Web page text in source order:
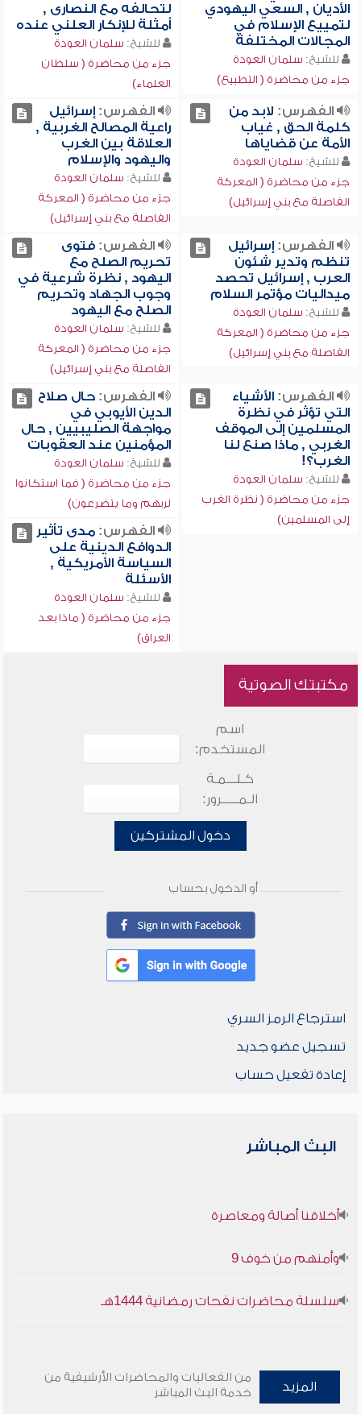
الأديان , السعي اليهودي
لتمييع الإسلام في
المجالات المختلفة
للشيخ: سلمان العودة
جزء من محاضرة ( التطبيع)
لتحالفه مع النصارى ,
أمثلة للإنكار العلني عنده
للشيخ: سلمان العودة
جزء من محاضرة ( سلطان
العلماء)
الفهرس: لابد من
كلمة الحق , غياب
الأمة عن قضاياها
للشيخ: سلمان العودة
جزء من محاضرة ( المعركة
الفاصلة مع بني إسرائيل)
الفهرس:إسرائيل
راعية المصالح الغربية ,
العلاقة بين الغرب
واليهود والإسلام
للشيخ: سلمان العودة
جزء من محاضرة ( المعركة
الفاصلة مع بني إسرائيل)
الفهرس:إسرائيل
تنظم وتدير شئون
العرب , إسرائيل تحصد
ميداليات مؤتمر السلام
للشيخ: سلمان العودة
جزء من محاضرة ( المعركة
الفاصلة مع بني إسرائيل)
الفهرس:فتوى
تحريم الصلح مع
اليهود , نظرة شرعية في
وجوب الجهاد وتحريم
الصلح مع اليهود
للشيخ: سلمان العودة
جزء من محاضرة ( المعركة
الفاصلة مع بني إسرائيل)
الفهرس:الأشياء
التي تؤثر في نظرة
المسلمين إلى الموقف
الغربي , ماذا صنع لنا
الغرب؟!
للشيخ: سلمان العودة
جزء من محاضرة ( نظرة الغرب
إلى المسلمين)
الفهرس:حال صلاح
الدين الأيوبي في
مواجهة الصليبيين , حال
المؤمنين عند العقوبات
للشيخ: سلمان العودة
جزء من محاضرة ( فما استكانوا
لربهم وما يتضرعون)
الفهرس:مدى تأثير
الدوافع الدينية على
السياسة الأمريكية ,
الأسئلة
للشيخ: سلمان العودة
جزء من محاضرة ( ماذا بعد
العراق)
مكتبتك الصوتية
اسم
المستخدم:
كـلـــمـة
الـمـــــرور:
دخول المشتركين
أو الدخول بحساب
استرجاع الرمز السري
تسجيل عضو جديد
إعادة تفعيل حساب
البث المباشر
أخلاقنا أصالة ومعاصرة
وأمنهم من خوف 9
سلسلة محاضرات نفحات رمضانية 1444هـ
المزيد
من الفعاليات والمحاضرات الأرشيفية من
خدمة البث المباشر